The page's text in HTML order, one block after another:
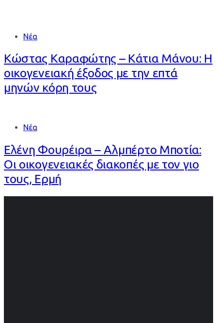
Νέα
Κώστας Καραφώτης – Κάτια Μάνου: Η
οικογενειακή έξοδος με την επτά
μηνών κόρη τους
Νέα
Ελένη Φουρέιρα – Αλμπέρτο Μποτία:
Οι οικογενειακές διακοπές με τον γιο
τους, Ερμή